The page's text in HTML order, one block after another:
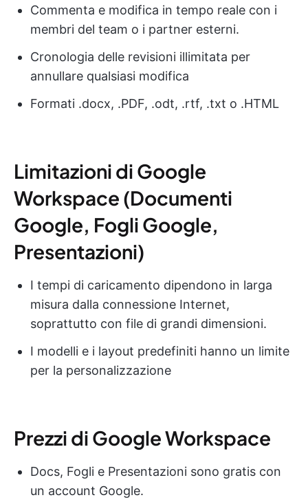
Commenta e modifica in tempo reale con i
membri del team o i partner esterni.
Cronologia delle revisioni illimitata per
annullare qualsiasi modifica
Formati .docx, .PDF, .odt, .rtf, .txt o .HTML
Limitazioni di Google
Workspace (Documenti
Google, Fogli Google,
Presentazioni)
I tempi di caricamento dipendono in larga
misura dalla connessione Internet,
soprattutto con file di grandi dimensioni.
I modelli e i layout predefiniti hanno un limite
per la personalizzazione
Prezzi di Google Workspace
Docs, Fogli e Presentazioni sono gratis con
un account Google.